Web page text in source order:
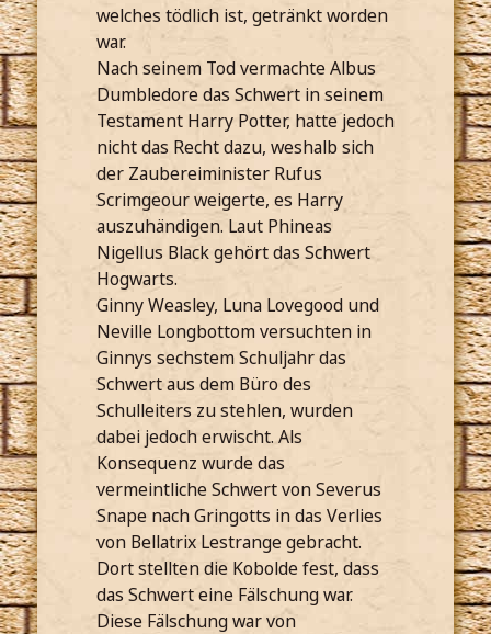
welches tödlich ist, getränkt worden
war.
Nach seinem Tod vermachte Albus
Dumbledore das Schwert in seinem
Testament Harry Potter, hatte jedoch
nicht das Recht dazu, weshalb sich
der Zaubereiminister Rufus
Scrimgeour weigerte, es Harry
auszuhändigen. Laut Phineas
Nigellus Black gehört das Schwert
Hogwarts.
Ginny Weasley, Luna Lovegood und
Neville Longbottom versuchten in
Ginnys sechstem Schuljahr das
Schwert aus dem Büro des
Schulleiters zu stehlen, wurden
dabei jedoch erwischt. Als
Konsequenz wurde das
vermeintliche Schwert von Severus
Snape nach Gringotts in das Verlies
von Bellatrix Lestrange gebracht.
Dort stellten die Kobolde fest, dass
das Schwert eine Fälschung war.
Diese Fälschung war von